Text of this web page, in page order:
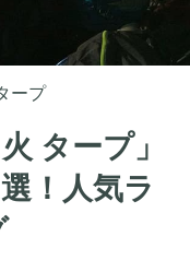
ープ
タープ」
！人気ラ